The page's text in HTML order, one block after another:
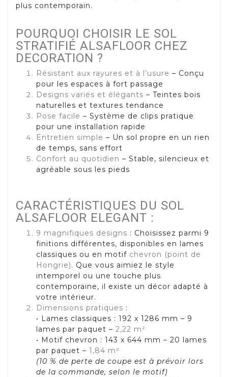
plus contemporain.
POURQUOI CHOISIR LE SOL
STRATIFIÉ ALSAFLOOR CHEZ
DECORATION ?
Résistant aux rayures et à l’usure – Conçu
pour les espaces à fort passage
Designs variés et élégants – Teintes bois
naturelles et textures tendance
Pose facile – Système de clips pratique
pour une installation rapide
Entretien simple – Un sol propre en un rien
de temps, sans effort
Confort au quotidien – Stable, silencieux et
agréable sous les pieds
CARACTÉRISTIQUES DU SOL
ALSAFLOOR ELEGANT :
9 magnifiques designs : Choisissez parmi 9
finitions différentes, disponibles en lames
classiques ou en motif chevron (point de
Hongrie). Que vous aimiez le style
intemporel ou une touche plus
contemporaine, il existe un décor adapté à
votre intérieur.
Dimensions pratiques :
• Lames classiques : 192 x 1286 mm – 9
lames par paquet – 2,22 m²
• Motif chevron : 143 x 644 mm – 20 lames
par paquet – 1,84 m²
(10 % de perte de coupe est à prévoir lors
de la commande, selon le motif)